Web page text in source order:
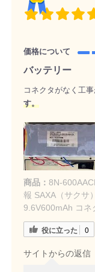
価格について
バッテリー
コネクタがなく工
す。
商品： 8N-
報 SAXA（サクサ
9.6V600mAh コネ
役に立った 0
サイトからの返信